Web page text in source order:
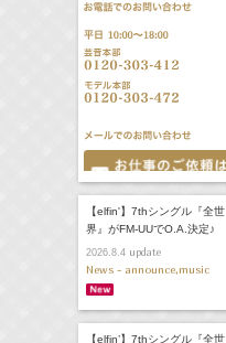
【elfin'】7thシングル『全世
界』がFM-UUでO.A.決定♪
2026.8.4update
News - announce,music
【elfin’】7thシングル『全世